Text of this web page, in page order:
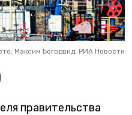
Максим Богодвид, РИА Новости
правительства